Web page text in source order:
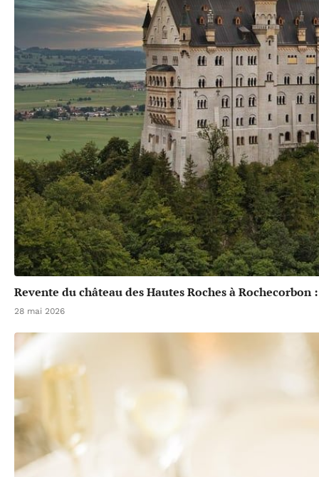
Revente du château des Hautes Roches à
28 mai 2026